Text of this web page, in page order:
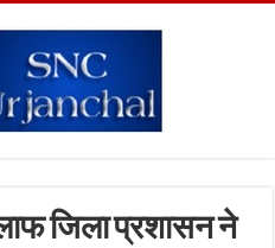
जिला प्रशासन ने